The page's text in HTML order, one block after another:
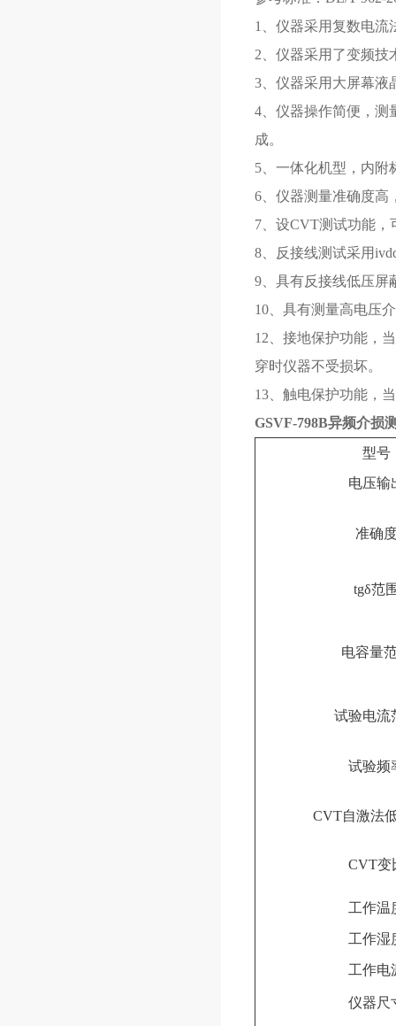
1、仪器采用复数电
2、仪器采用了变频
3、仪器采用大屏幕液
4、仪器操作简便，
成。
5、一体化机型，内附
6、仪器测量准确度
7、设CVT测试功能
8、反接线测试采用
9、具有反接线低压
10、具有测量高电压
12、接地保护功能，
穿时仪器不受损坏。
13、触电保护功能，
GSVF-798B异频介损
型号
电压输
准确
tgδ范
电容量
试验电流
试验频
CVT自激法
CVT变
工作温
工作湿
工作电
仪器尺